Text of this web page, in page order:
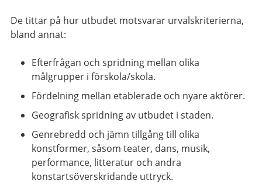
De tittar på hur utbudet motsvarar urvalskriterierna,
bland annat:
Efterfrågan och spridning mellan olika
målgrupper i förskola/skola.
Fördelning mellan etablerade och nyare aktörer.
Geografisk spridning av utbudet i staden.
Genrebredd och jämn tillgång till olika
konstformer, såsom teater, dans, musik,
performance, litteratur och andra
konstartsöverskridande uttryck.